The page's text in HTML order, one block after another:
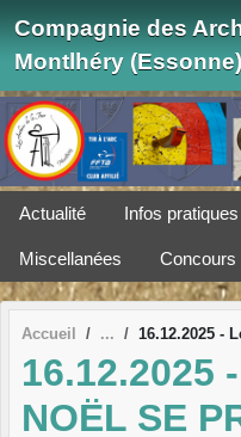
Compagnie des
Montlhéry (Essonne)
Actualité Infos pratiques
Miscellanées Concours
Accueil 16.12.2025 -
16.12.2025
NOËL SE